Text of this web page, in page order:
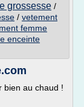
grossesse /
/ vetement
femme
enceinte
bien au chaud !